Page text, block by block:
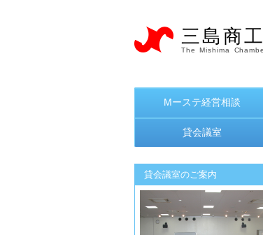
三島商
The Mishima
Mーステ経営相談
貸会議室
貸会議室のご案内